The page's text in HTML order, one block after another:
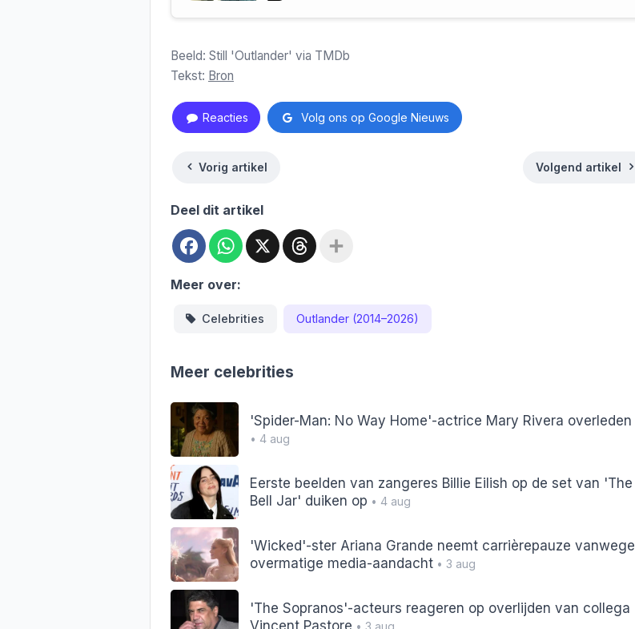
Beeld: Still 'Outlander' via TMDb
Tekst: Bron
Reacties Volg ons op Google Nieuws
Vorig artikel Volgend artikel
Deel dit artikel
FacebookWhatsApp
X
Meer over:
Celebrities Outlander (2014–2026)
Meer celebrities
'Spider-Man: No Way Home'-actrice Mary Rivera overleden
• 4 aug
Eerste beelden van zangeres Billie Eilish op de set van 'The
Bell Jar' duiken op • 4 aug
'Wicked'-ster Ariana Grande neemt carrièrepauze vanwege
overmatige media-aandacht• 3 aug
'The Sopranos'-acteurs reageren op overlijden van collega
Vincent Pastore • 3 aug